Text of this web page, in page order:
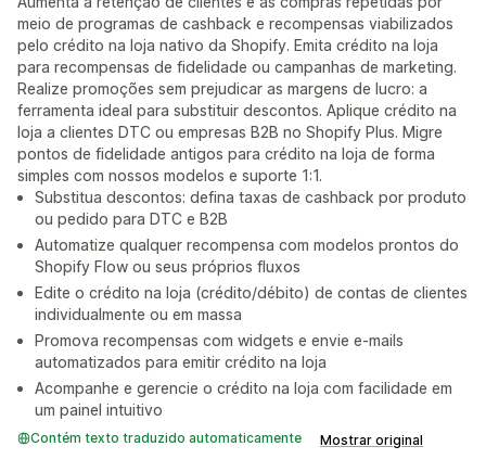
meio de programas de cashback e recompensas viabilizados
pelo crédito na loja nativo da Shopify. Emita crédito na loja
para recompensas de fidelidade ou campanhas de marketing.
Realize promoções sem prejudicar as margens de lucro: a
ferramenta ideal para substituir descontos. Aplique crédito na
loja a clientes DTC ou empresas B2B no Shopify Plus. Migre
pontos de fidelidade antigos para crédito na loja de forma
simples com nossos modelos e suporte 1:1.
Substitua descontos: defina taxas de cashback por produto
ou pedido para DTC e B2B
Automatize qualquer recompensa com modelos prontos do
Shopify Flow ou seus próprios fluxos
Edite o crédito na loja (crédito/débito) de contas de clientes
individualmente ou em massa
Promova recompensas com widgets e envie e-mails
automatizados para emitir crédito na loja
Acompanhe e gerencie o crédito na loja com facilidade em
um painel intuitivo
Contém texto traduzido automaticamente Mostrar original